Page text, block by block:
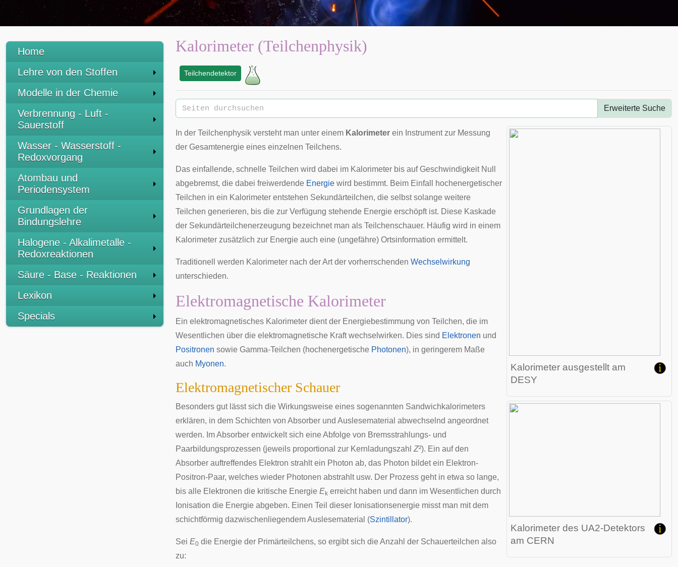
Home
Lehre von den Stoffen
Modelle in der Chemie
Verbrennung - Luft -
Sauerstoff
Wasser - Wasserstoff -
Redoxvorgang
Atombau und
Periodensystem
Grundlagen der
Bindungslehre
Halogene - Alkalimetalle -
Redoxreaktionen
Säure - Base - Reaktionen
Lexikon
Specials
Kalorimeter (Teilchenphysik)
Teilchendetektor
Erweiterte Suche
Kalorimeter ausgestellt am
DESY
Kalorimeter des UA2-Detektors
am CERN
In der Teilchenphysik versteht man unter einem Kalorimeter ein Instrument zur Messung
der Gesamtenergie eines einzelnen Teilchens.
Das einfallende, schnelle Teilchen wird dabei im Kalorimeter bis auf Geschwindigkeit Null
abgebremst, die dabei freiwerdende Energie wird bestimmt. Beim Einfall hochenergetischer
Teilchen in ein Kalorimeter entstehen Sekundärteilchen, die selbst solange weitere
Teilchen generieren, bis die zur Verfügung stehende Energie erschöpft ist. Diese Kaskade
der Sekundärteilchenerzeugung bezeichnet man als Teilchenschauer. Häufig wird in einem
Kalorimeter zusätzlich zur Energie auch eine (ungefähre) Ortsinformation ermittelt.
Traditionell werden Kalorimeter nach der Art der vorherrschenden Wechselwirkung
unterschieden.
Elektromagnetische Kalorimeter
Ein elektromagnetisches Kalorimeter dient der Energiebestimmung von Teilchen, die im
Wesentlichen über die elektromagnetische Kraftwechselwirken. Dies sind Elektronen und
Positronen sowie Gamma-Teilchen (hochenergetische Photonen), in geringerem Maße
auch Myonen.
Elektromagnetischer Schauer
Besonders gut lässt sich die Wirkungsweise eines sogenannten Sandwichkalorimeters
erklären, in dem Schichten von Absorber und Auslesematerial abwechselnd angeordnet
werden. Im Absorber entwickelt sich eine Abfolge von Bremsstrahlungs- und
Paarbildungsprozessen (jeweils proportional zur Kernladungszahl Z²). Ein auf den
Absorber auftreffendes Elektron strahlt ein Photon ab, das Photon bildet ein Elektron-
Positron-Paar, welches wieder Photonen abstrahlt usw. Der Prozess geht in etwa so lange,
bis alle Elektronen die kritische Energie Ek erreicht haben und dann im Wesentlichen durch
Ionisation die Energie abgeben. Einen Teil dieser Ionisationsenergie misst man mit dem
schichtförmig dazwischenliegendem Auslesematerial (Szintillator).
Sei E0 die Energie der Primärteilchens, so ergibt sich die Anzahl der Schauerteilchen also
zu: